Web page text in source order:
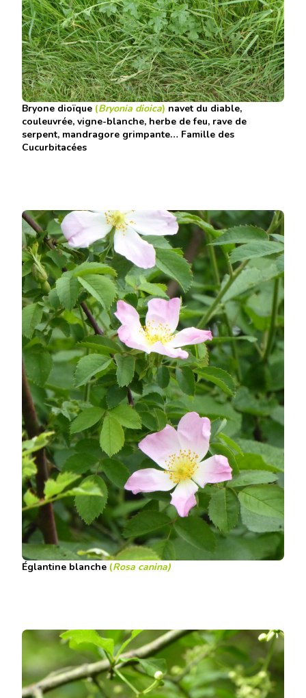
Bryone dioïque (Bryonia dioica) navet du diable,
couleuvrée, vigne-blanche, herbe de feu, rave de
serpent, mandragore grimpante… Famille des
Cucurbitacées
Églantine blanche (Rosa canina)